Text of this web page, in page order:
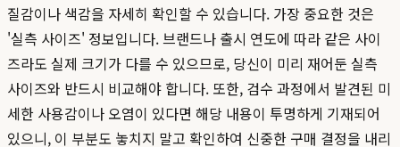
질감이나 색감을 자세히 확인할 수 있습니다. 가장 중요한 것은
'실측 사이즈' 정보입니다. 브랜드나 출시 연도에 따라 같은 사이
즈라도 실제 크기가 다를 수 있으므로, 당신이 미리 재어둔 실측
사이즈와 반드시 비교해야 합니다. 또한, 검수 과정에서 발견된 미
세한 사용감이나 오염이 있다면 해당 내용이 투명하게 기재되어
있으니, 이 부분도 놓치지 말고 확인하여 신중한 구매 결정을 내리